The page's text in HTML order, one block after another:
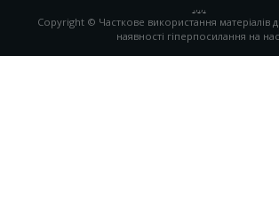
.,.,.
Copyright © Часткове використання матеріалів
наявності гіперпосилання на